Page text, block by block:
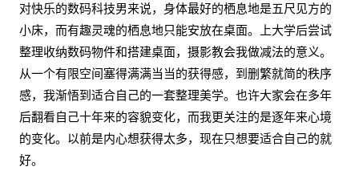
对快乐的数码科技男来说，身体最好的栖息地是五尺见方的
小床，而有趣灵魂的栖息地只能安放在桌面。上大学后尝试
整理收纳数码物件和搭建桌面，摄影教会我做减法的意义。
从一个有限空间塞得满满当当的获得感，到删繁就简的秩序
感，我渐悟到适合自己的一套整理美学。也许大家会在多年
后翻看自己十年来的容貌变化，而我更关注的是逐年来心境
的变化。以前是内心想获得太多，现在只想要适合自己的就
好。